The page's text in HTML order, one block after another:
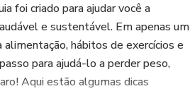
foi criado para ajudar você a
e sustentável. Em apenas um
hábitos de exercícios e
para ajudá-lo a perder peso,
Aqui estão algumas dicas